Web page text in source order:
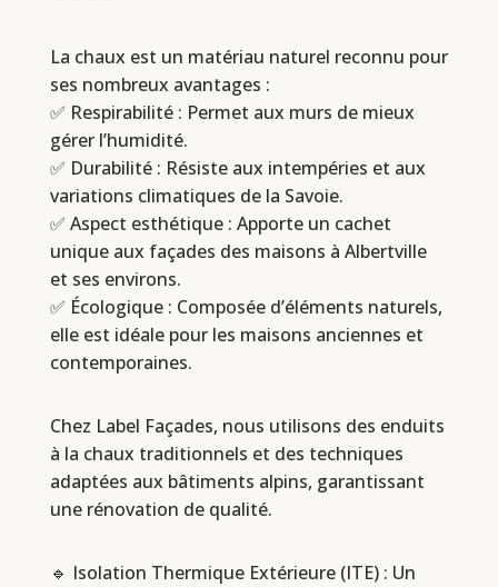
La chaux est un matériau naturel reconnu pour
ses nombreux avantages :
✅ Respirabilité : Permet aux murs de mieux
gérer l’humidité.
✅ Durabilité : Résiste aux intempéries et aux
variations climatiques de la Savoie.
✅ Aspect esthétique : Apporte un cachet
unique aux façades des maisons à Albertville
et ses environs.
✅ Écologique : Composée d’éléments naturels,
elle est idéale pour les maisons anciennes et
contemporaines.
Chez Label Façades, nous utilisons des enduits
à la chaux traditionnels et des techniques
adaptées aux bâtiments alpins, garantissant
une rénovation de qualité.
🔹 Isolation Thermique Extérieure (ITE) : Un